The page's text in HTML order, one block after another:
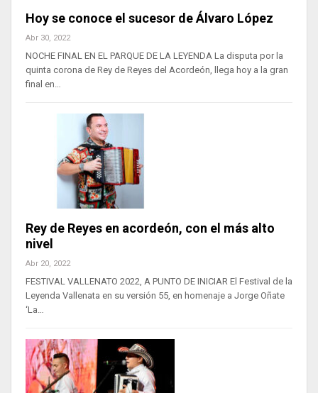
Hoy se conoce el sucesor de Álvaro López
Abr 30, 2022
NOCHE FINAL EN EL PARQUE DE LA LEYENDA La disputa por la
quinta corona de Rey de Reyes del Acordeón, llega hoy a la gran
final en…
Rey de Reyes en acordeón, con el más alto
nivel
Abr 20, 2022
FESTIVAL VALLENATO 2022, A PUNTO DE INICIAR El Festival de la
Leyenda Vallenata en su versión 55, en homenaje a Jorge Oñate
‘La…